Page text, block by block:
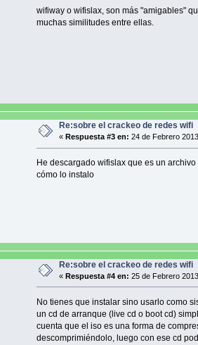
wifiway o wifislax, son más "amigables"
muchas similitudes entre ellas.
Re:sobre el crackeo de redes wifi
« Respuesta #3 en: 24 de Febrero
He descargado wifislax que es un
cómo lo instalo
Re:sobre el crackeo de redes wifi
« Respuesta #4 en: 25 de Febrero
No tienes que instalar sino usarlo como
un cd de arranque (live cd o boot cd)
cuenta que el iso es una forma de
descomprimiéndolo, luego con ese cd